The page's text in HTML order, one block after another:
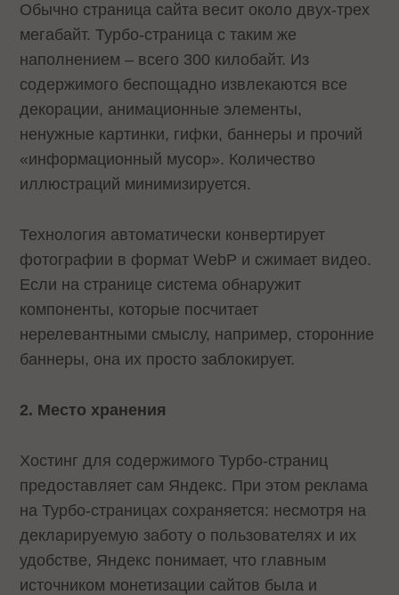
Обычно страница сайта весит около двух-трех
мегабайт. Турбо-страница с таким же
наполнением – всего 300 килобайт. Из
содержимого беспощадно извлекаются все
декорации, анимационные элементы,
ненужные картинки, гифки, баннеры и прочий
«информационный мусор». Количество
иллюстраций минимизируется.
Технология автоматически конвертирует
фотографии в формат WebP и сжимает видео.
Если на странице система обнаружит
компоненты, которые посчитает
нерелевантными смыслу, например, сторонние
баннеры, она их просто заблокирует.
2. Место хранения
Хостинг для содержимого Турбо-страниц
предоставляет сам Яндекс. При этом реклама
на Турбо-страницах сохраняется: несмотря на
декларируемую заботу о пользователях и их
удобстве, Яндекс понимает, что главным
источником монетизации сайтов была и